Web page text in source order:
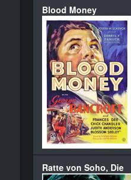
Blood Money
Ratte von Soho, Die